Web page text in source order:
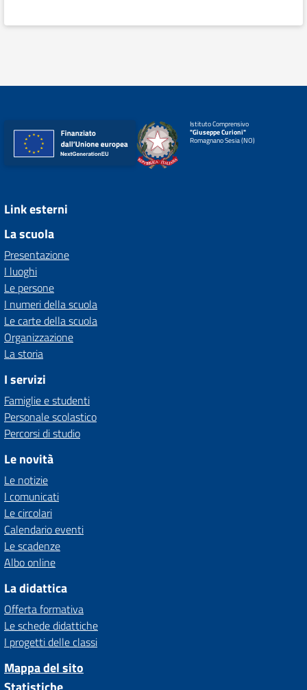
Istituto Comprensivo
"Giuseppe Curioni"
Romagnano Sesia (NO)
Link esterni
La scuola
Presentazione
I luoghi
Le persone
I numeri della scuola
Le carte della scuola
Organizzazione
La storia
I servizi
Famiglie e studenti
Personale scolastico
Percorsi di studio
Le novità
Le notizie
I comunicati
Le circolari
Calendario eventi
Le scadenze
Albo online
La didattica
Offerta formativa
Le schede didattiche
I progetti delle classi
Mappa del sito